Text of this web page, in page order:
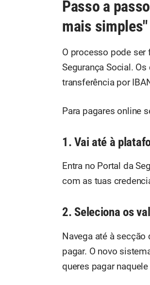
Passo a
mais simples"
O processo pode
Segurança Social.
transferência por
Para pagares online
1. Vai até à
Entra no Portal da
com as tuas
2. Seleciona os
Navega até à
pagar. O novo
queres pagar